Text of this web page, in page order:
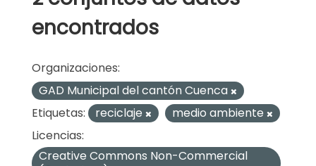
encontrados
Organizaciones:
GAD Municipal del cantón Cuenca
Etiquetas:
reciclaje
medio ambiente
Licencias:
Creative Commons Non-Commercial